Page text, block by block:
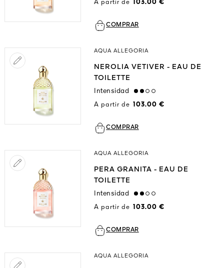
A partir de 103.00 €
COMPRAR
AQUA ALLEGORIA
NEROLIA VETIVER - EAU DE
TOILETTE
Intensidad
medium
A partir de 103.00 €
COMPRAR
AQUA ALLEGORIA
PERA GRANITA - EAU DE
TOILETTE
Intensidad
medium
A partir de 103.00 €
COMPRAR
AQUA ALLEGORIA